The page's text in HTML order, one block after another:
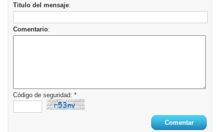
Titulo del mensaje:
Comentario:
Código de seguridad: *